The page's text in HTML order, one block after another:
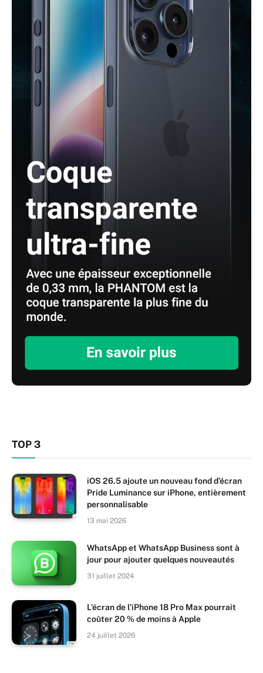
TOP 3
iOS 26.5 ajoute un nouveau fond d’écran
Pride Luminance sur iPhone, entièrement
personnalisable
13 mai 2026
WhatsApp et WhatsApp Business sont à
jour pour ajouter quelques nouveautés
31 juillet 2024
L’écran de l’iPhone 18 Pro Max pourrait
coûter 20 % de moins à Apple
24 juillet 2026